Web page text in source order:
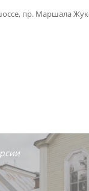
пр. Маршала